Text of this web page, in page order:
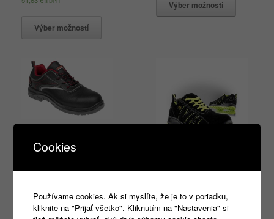
Výber možností
Výber možností
Výber možností
Cookies
Používame cookies. Ak si myslíte, že je to v poriadku,
kliknite na "Prijať všetko". Kliknutím na "Nastavenia" si